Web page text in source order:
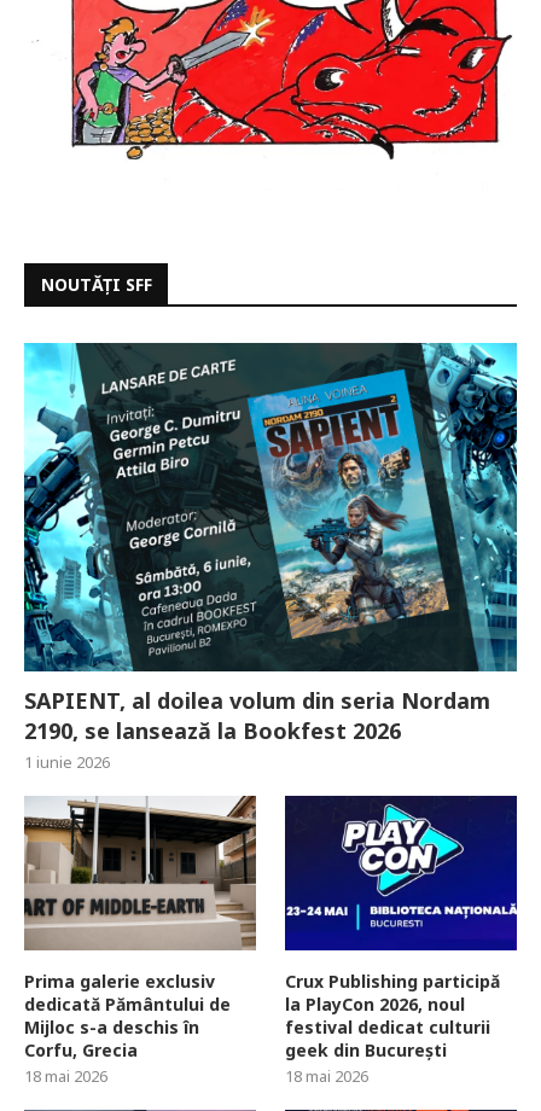
NOUTĂȚI SFF
SAPIENT, al doilea volum din seria Nordam
2190, se lansează la Bookfest 2026
1 iunie 2026
Prima galerie exclusiv
dedicată Pământului de
Mijloc s-a deschis în
Corfu, Grecia
18 mai 2026
Crux Publishing participă
la PlayCon 2026, noul
festival dedicat culturii
geek din București
18 mai 2026